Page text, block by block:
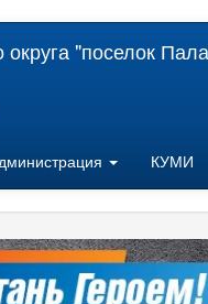
"поселок
КУМИ